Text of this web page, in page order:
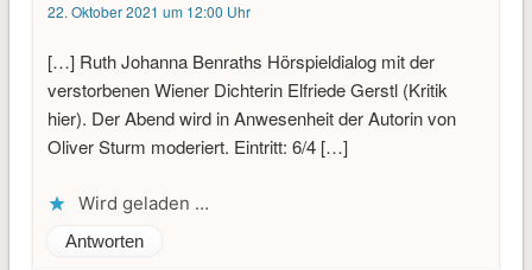
22. Oktober 2021 um 12:00 Uhr
[…] Ruth Johanna Benraths Hörspieldialog mit der
verstorbenen Wiener Dichterin Elfriede Gerstl (Kritik
hier). Der Abend wird in Anwesenheit der Autorin von
Oliver Sturm moderiert. Eintritt: 6/4 […]
Wird geladen …
Antworten